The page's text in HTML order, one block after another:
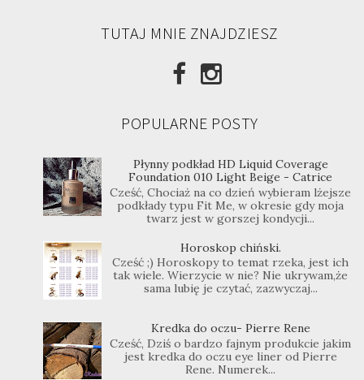
TUTAJ MNIE ZNAJDZIESZ
POPULARNE POSTY
Płynny podkład HD Liquid Coverage
Foundation 010 Light Beige - Catrice
Cześć, Chociaż na co dzień wybieram lżejsze
podkłady typu Fit Me, w okresie gdy moja
twarz jest w gorszej kondycji...
Horoskop chiński.
Cześć ;) Horoskopy to temat rzeka, jest ich
tak wiele. Wierzycie w nie? Nie ukrywam,że
sama lubię je czytać, zazwyczaj...
Kredka do oczu- Pierre Rene
Cześć, Dziś o bardzo fajnym produkcie jakim
jest kredka do oczu eye liner od Pierre
Rene. Numerek...